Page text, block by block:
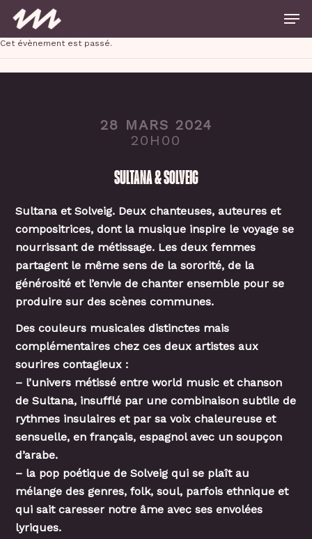
main
content
Cet évènement est passé.
28 MARS 2024
20H00
SULTANA & SOLVEIG
Sultana et Solveig. Deux chanteuses, auteures et
compositrices, dont la musique inspire le voyage se
nourrissant de métissage. Les deux femmes
partagent le même sens de la sororité, de la
générosité et l’envie de chanter ensemble pour se
produire sur des scènes communes.
Des couleurs musicales distinctes mais
complémentaires chez ces deux artistes aux
sourires contagieux :
– l’univers métissé entre world music et chanson
de Sultana, insufflé par une combinaison subtile de
rythmes insulaires et par sa voix chaleureuse et
sensuelle, en français, espagnol avec un soupçon
d’arabe.
– la pop poétique de Solveig qui se plaît au
mélange des genres, folk, soul, parfois ethnique et
qui sait caresser notre âme avec ses envolées
lyriques.
Close